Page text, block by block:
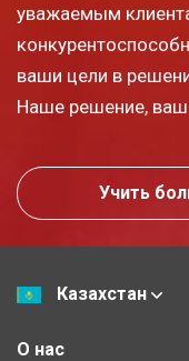
уважаемым
ваши цели в
Наше решение, ваш
Учить
Казахстан
О нас